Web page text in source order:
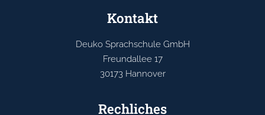
Kontakt
Deuko Sprachschule GmbH
Freundallee 17
30173 Hannover
Rechliches